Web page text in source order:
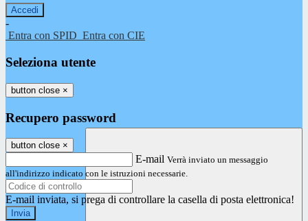
-
Entra con SPID Entra con CIE
Seleziona utente
button close ×
Recupero password
button close ×
E-mail Verrà inviato un messaggio
all'indirizzo indicato con le istruzioni necessarie.
E-mail inviata, si prega di controllare la casella di posta elettronica!